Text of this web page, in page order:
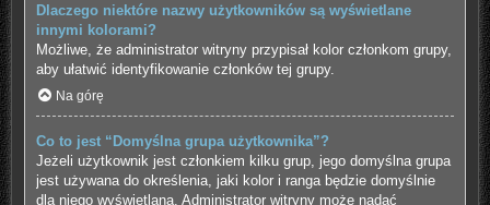
Dlaczego niektóre nazwy użytkowników są wyświetlane
innymi kolorami?
Możliwe, że administrator witryny przypisał kolor członkom grupy,
aby ułatwić identyfikowanie członków tej grupy.
Na górę
Co to jest “Domyślna grupa użytkownika”?
Jeżeli użytkownik jest członkiem kilku grup, jego domyślna grupa
jest używana do określenia, jaki kolor i ranga będzie domyślnie
dla niego wyświetlana. Administrator witryny może nadać